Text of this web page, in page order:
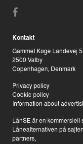
Kontakt
Gammel Køge Landevej
2500 Valby
Copenhagen, Denmark
Privacy policy
Cookie policy
Information about
LånSE är en kommersiell
Lånealternativen på
partners,